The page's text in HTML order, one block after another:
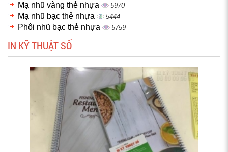
Mạ nhũ vàng thẻ nhựa 5970
Mạ nhũ bạc thẻ nhựa 5444
Phôi nhũ bạc thẻ nhựa 5759
IN KỸ THUẬT SỐ